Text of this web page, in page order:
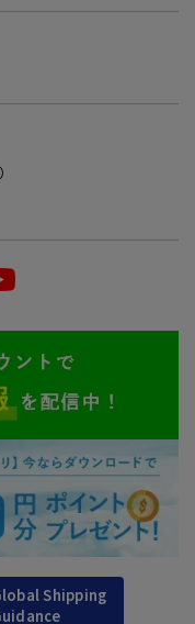
Shipping